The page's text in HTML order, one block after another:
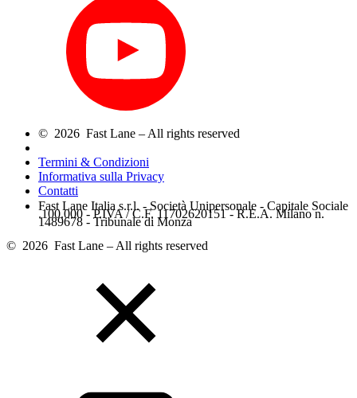
© 2026 Fast Lane – All rights reserved
Termini & Condizioni
Informativa sulla Privacy
Contatti
Fast Lane Italia s.r.l. - Società Unipersonale - Capitale Sociale
.100.000 - P.IVA / C.F. 11702620151 - R.E.A. Milano n.
1489678 - Tribunale di Monza
© 2026 Fast Lane – All rights reserved